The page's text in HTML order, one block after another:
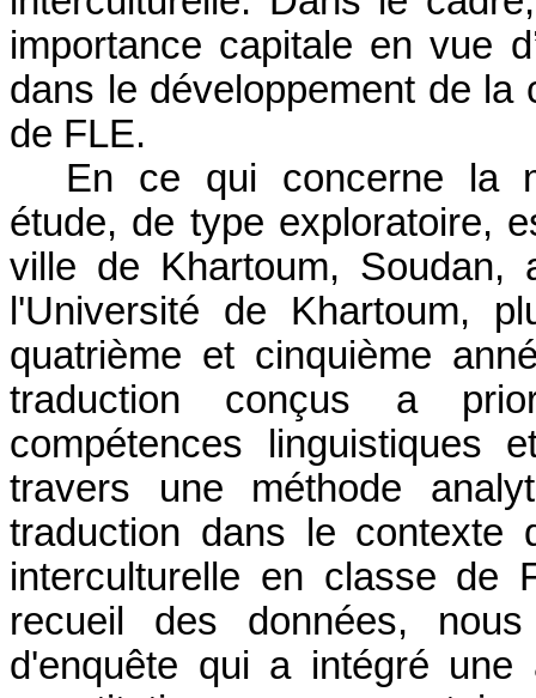
importance capitale en vue
dans le développement de la
de FLE.
En ce qui concerne la
étude, de type exploratoire,
ville de Khartoum, Soudan,
l'Université de Khartoum,
quatrième et cinquième
traduction conçus a
compétences linguistiques
travers une méthode
traduction dans le contexte
interculturelle en classe
recueil des données,
d'enquête qui a intégré une